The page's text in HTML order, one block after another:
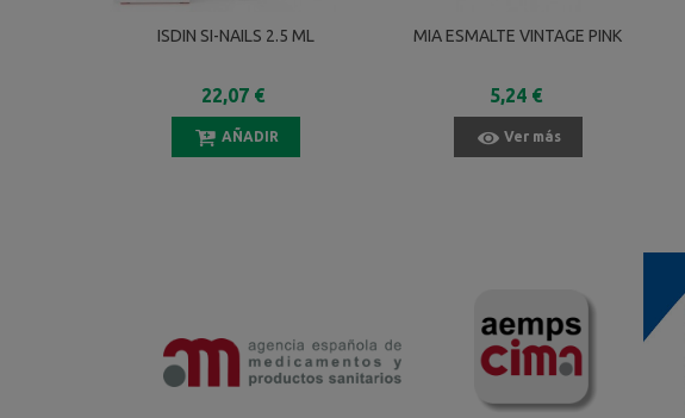
ISDIN SI-NAILS 2.5 ML
22,07 €
AÑADIR
MIA ESMALTE VINTAGE PINK
5,24 €
Ver más